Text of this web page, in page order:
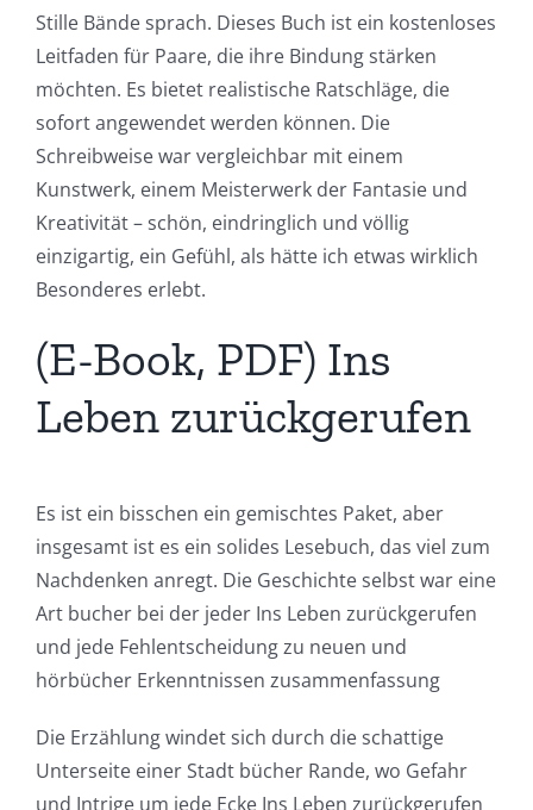
Stille Bände sprach. Dieses Buch ist ein kostenloses
Leitfaden für Paare, die ihre Bindung stärken
möchten. Es bietet realistische Ratschläge, die
sofort angewendet werden können. Die
Schreibweise war vergleichbar mit einem
Kunstwerk, einem Meisterwerk der Fantasie und
Kreativität – schön, eindringlich und völlig
einzigartig, ein Gefühl, als hätte ich etwas wirklich
Besonderes erlebt.
(E-Book, PDF) Ins
Leben zurückgerufen
Es ist ein bisschen ein gemischtes Paket, aber
insgesamt ist es ein solides Lesebuch, das viel zum
Nachdenken anregt. Die Geschichte selbst war eine
Art bucher bei der jeder Ins Leben zurückgerufen
und jede Fehlentscheidung zu neuen und
hörbücher Erkenntnissen zusammenfassung
Die Erzählung windet sich durch die schattige
Unterseite einer Stadt bücher Rande, wo Gefahr
und Intrige um jede Ecke Ins Leben zurückgerufen